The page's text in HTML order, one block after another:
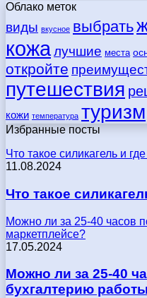
Облако меток
виды вкусное выбрать
кожалучшие места
откройте
путешествия
кожи температура туризм
Избранные посты
Что такое силикагель и
11.08.2024
Что такое
Можно ли за 25-40 часов
маркетплейсе?
17.05.2024
Можно ли за 25-40
бухгалтерию